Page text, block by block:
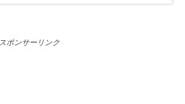
スポンサーリンク